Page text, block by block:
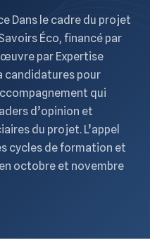
Dans le cadre du projet
Éco, financé par
œuvre par Expertise
candidatures pour
qui
d’opinion et
du projet. L’appel
cycles de formation et
octobre et novembre